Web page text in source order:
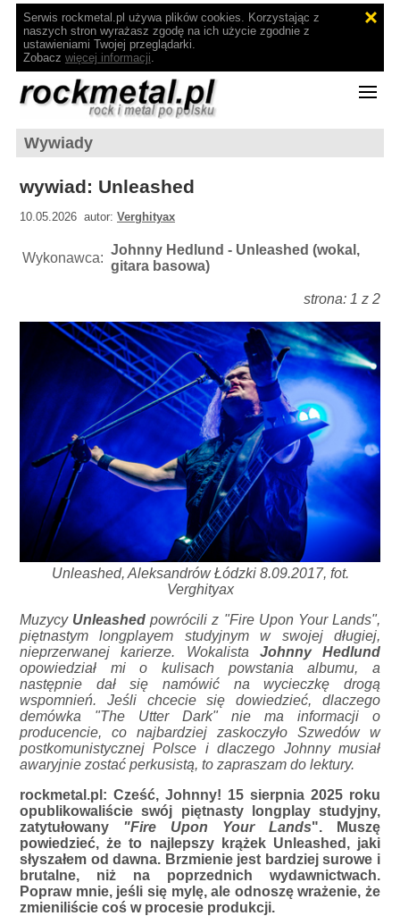
Serwis rockmetal.pl używa plików cookies. Korzystając z
naszych stron wyrażasz zgodę na ich użycie zgodnie z
ustawieniami Twojej przeglądarki.
Zobacz więcej informacji.
Wywiady
wywiad: Unleashed
10.05.2026 autor:Verghityax
Wykonawca:
Johnny Hedlund - Unleashed (wokal,
gitara basowa)
strona: 1 z 2
Unleashed, Aleksandrów Łódzki 8.09.2017, fot.
Verghityax
Muzycy Unleashed powrócili z "Fire Upon Your Lands",
piętnastym longplayem studyjnym w swojej długiej,
nieprzerwanej karierze. Wokalista Johnny Hedlund
opowiedział mi o kulisach powstania albumu, a
następnie dał się namówić na wycieczkę drogą
wspomnień. Jeśli chcecie się dowiedzieć, dlaczego
demówka "The Utter Dark" nie ma informacji o
producencie, co najbardziej zaskoczyło Szwedów w
postkomunistycznej Polsce i dlaczego Johnny musiał
awaryjnie zostać perkusistą, to zapraszam do lektury.
rockmetal.pl: Cześć, Johnny! 15 sierpnia 2025 roku
opublikowaliście swój piętnasty longplay studyjny,
zatytułowany "Fire Upon Your Lands". Muszę
powiedzieć, że to najlepszy krążek Unleashed, jaki
słyszałem od dawna. Brzmienie jest bardziej surowe i
brutalne, niż na poprzednich wydawnictwach.
Popraw mnie, jeśli się mylę, ale odnoszę wrażenie, że
zmieniliście coś w procesie produkcji.